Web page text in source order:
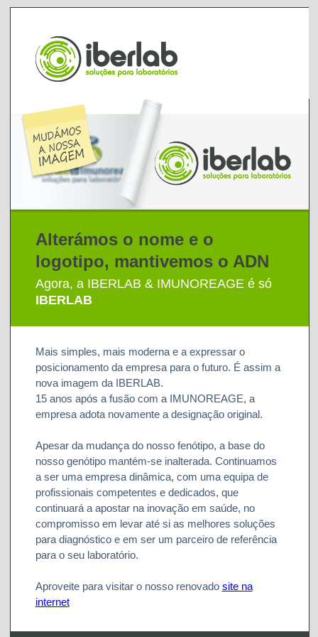
Alterámos o nome e o
logotipo, mantivemos o ADN
Agora, a IBERLAB & IMUNOREAGE é só
IBERLAB
Mais simples, mais moderna e a expressar o
posicionamento da empresa para o futuro. É assim a
nova imagem da IBERLAB.
15 anos após a fusão com a IMUNOREAGE, a
empresa adota novamente a designação original.
Apesar da mudança do nosso fenótipo, a base do
nosso genótipo mantém-se inalterada. Continuamos
a ser uma empresa dinâmica, com uma equipa de
profissionais competentes e dedicados, que
continuará a apostar na inovação em saúde, no
compromisso em levar até si as melhores soluções
para diagnóstico e em ser um parceiro de referência
para o seu laboratório.
Aproveite para visitar o nosso renovado site na
internet